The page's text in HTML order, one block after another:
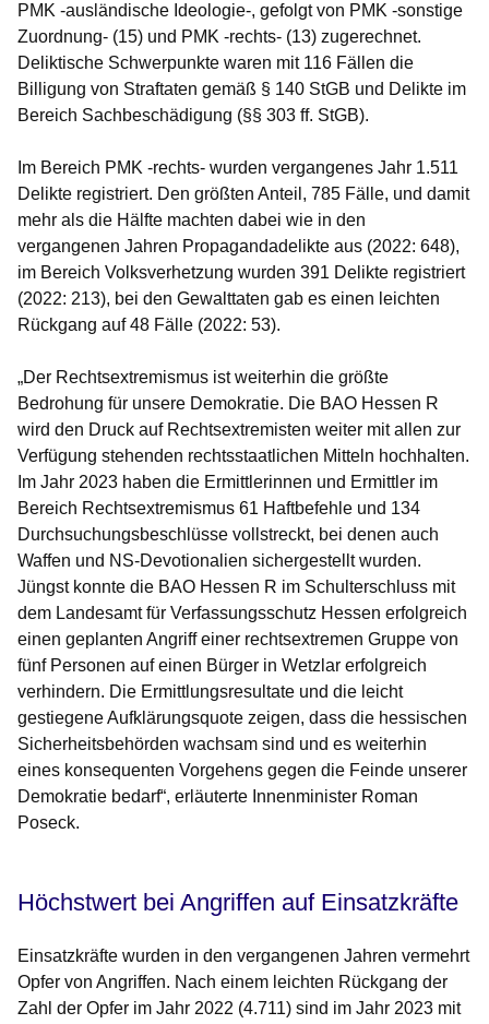
PMK -ausländische Ideologie-, gefolgt von PMK -sonstige
Zuordnung- (15) und PMK -rechts- (13) zugerechnet.
Deliktische Schwerpunkte waren mit 116 Fällen die
Billigung von Straftaten gemäß § 140 StGB und Delikte im
Bereich Sachbeschädigung (§§ 303 ff. StGB).
Im Bereich PMK -rechts- wurden vergangenes Jahr 1.511
Delikte registriert. Den größten Anteil, 785 Fälle, und damit
mehr als die Hälfte machten dabei wie in den
vergangenen Jahren Propagandadelikte aus (2022: 648),
im Bereich Volksverhetzung wurden 391 Delikte registriert
(2022: 213), bei den Gewalttaten gab es einen leichten
Rückgang auf 48 Fälle (2022: 53).
„Der Rechtsextremismus ist weiterhin die größte
Bedrohung für unsere Demokratie. Die BAO Hessen R
wird den Druck auf Rechtsextremisten weiter mit allen zur
Verfügung stehenden rechtsstaatlichen Mitteln hochhalten.
Im Jahr 2023 haben die Ermittlerinnen und Ermittler im
Bereich Rechtsextremismus 61 Haftbefehle und 134
Durchsuchungsbeschlüsse vollstreckt, bei denen auch
Waffen und NS-Devotionalien sichergestellt wurden.
Jüngst konnte die BAO Hessen R im Schulterschluss mit
dem Landesamt für Verfassungsschutz Hessen erfolgreich
einen geplanten Angriff einer rechtsextremen Gruppe von
fünf Personen auf einen Bürger in Wetzlar erfolgreich
verhindern. Die Ermittlungsresultate und die leicht
gestiegene Aufklärungsquote zeigen, dass die hessischen
Sicherheitsbehörden wachsam sind und es weiterhin
eines konsequenten Vorgehens gegen die Feinde unserer
Demokratie bedarf“, erläuterte Innenminister Roman
Poseck.
Höchstwert bei Angriffen auf Einsatzkräfte
Einsatzkräfte wurden in den vergangenen Jahren vermehrt
Opfer von Angriffen. Nach einem leichten Rückgang der
Zahl der Opfer im Jahr 2022 (4.711) sind im Jahr 2023 mit